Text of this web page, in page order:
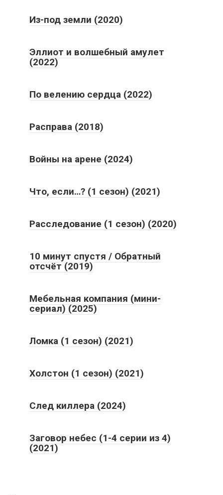
Из-под земли (2020)
Эллиот и волшебный амулет
(2022)
По велению сердца (2022)
Расправа (2018)
Войны на арене (2024)
Что, если…? (1 сезон) (2021)
Расследование (1 сезон) (2020)
10 минут спустя / Обратный
отсчёт (2019)
Мебельная компания (мини-
сериал) (2025)
Ломка (1 сезон) (2021)
Холстон (1 сезон) (2021)
След киллера (2024)
Заговор небес (1-4 серии из 4)
(2021)